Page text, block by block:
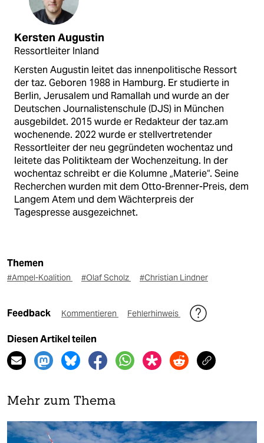
Kersten Augustin
Ressortleiter Inland
Kersten Augustin leitet das innenpolitische Ressort
der taz. Geboren 1988 in Hamburg. Er studierte in
Berlin, Jerusalem und Ramallah und wurde an der
Deutschen Journalistenschule (DJS) in München
ausgebildet. 2015 wurde er Redakteur der taz.am
wochenende. 2022 wurde er stellvertretender
Ressortleiter der neu gegründeten wochentaz und
leitete das Politikteam der Wochenzeitung. In der
wochentaz schreibt er die Kolumne „Materie“. Seine
Recherchen wurden mit dem Otto-Brenner-Preis, dem
Langem Atem und dem Wächterpreis der
Tagespresse ausgezeichnet.
Themen
#Ampel-Koalition #Olaf Scholz #Christian Lindner
Feedback Kommentieren Fehlerhinweis
Diesen Artikel teilen
Mehr zum Thema